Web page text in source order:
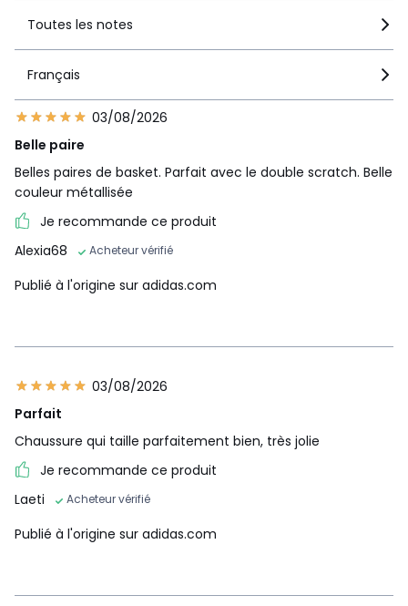
Toutes les notes
Français
03/08/2026
Belle paire
Belles paires de basket. Parfait avec le double scratch. Belle
couleur métallisée
Je recommande ce produit
Alexia68
Acheteur vérifié
Publié à l'origine sur adidas.com
03/08/2026
Parfait
Chaussure qui taille parfaitement bien, très jolie
Je recommande ce produit
Laeti
Acheteur vérifié
Publié à l'origine sur adidas.com